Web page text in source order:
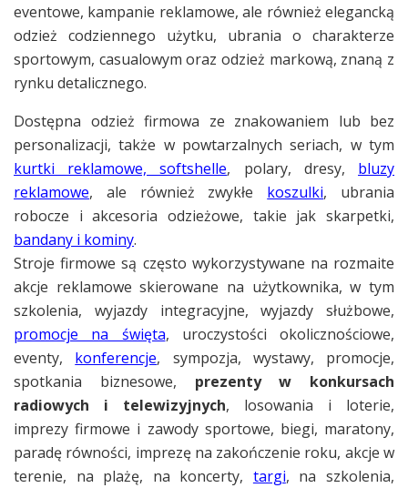
eventowe, kampanie reklamowe, ale również elegancką
odzież codziennego użytku, ubrania o charakterze
sportowym, casualowym oraz odzież markową, znaną z
rynku detalicznego.
Dostępna odzież firmowa ze znakowaniem lub bez
personalizacji, także w powtarzalnych seriach, w tym
kurtki reklamowe, softshelle, polary, dresy, bluzy
reklamowe, ale również zwykłe koszulki, ubrania
robocze i akcesoria odzieżowe, takie jak skarpetki,
bandany i kominy.
Stroje firmowe są często wykorzystywane na rozmaite
akcje reklamowe skierowane na użytkownika, w tym
szkolenia, wyjazdy integracyjne, wyjazdy służbowe,
promocje na święta, uroczystości okolicznościowe,
eventy, konferencje, sympozja, wystawy, promocje,
spotkania biznesowe, prezenty w konkursach
radiowych i telewizyjnych, losowania i loterie,
imprezy firmowe i zawody sportowe, biegi, maratony,
paradę równości, imprezę na zakończenie roku, akcje w
terenie, na plażę, na koncerty, targi, na szkolenia,